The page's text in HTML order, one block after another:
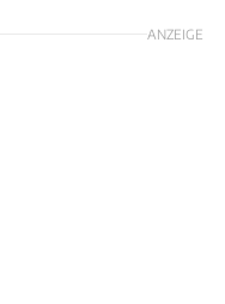
ANZEIGE